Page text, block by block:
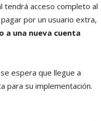
tendrá acceso completo al
por un usuario extra,
una nueva cuenta
espera que llegue a
para su implementación.